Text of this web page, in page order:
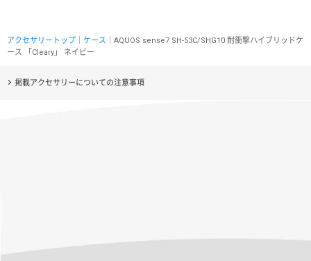
アクセサリートップ ケース ｜AQUOS sense7 SH-53C/SHG10 耐衝撃ハイブリッドケ
ース 「Cleary」 ネイビー
掲載アクセサリーについての注意事項